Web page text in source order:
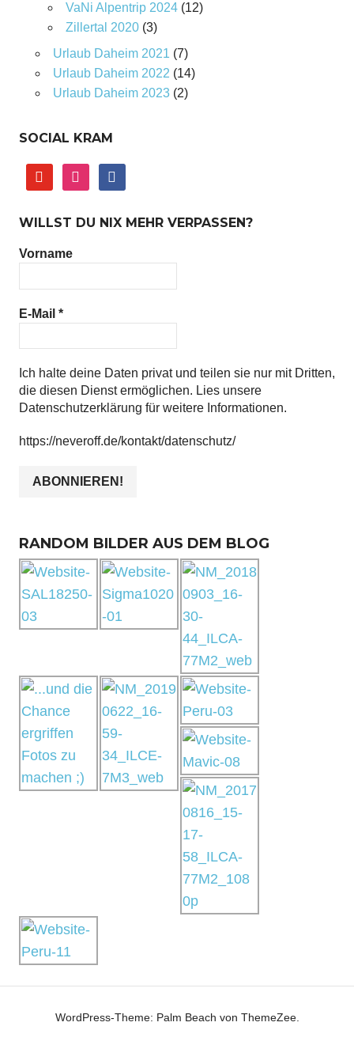
VaNi Alpentrip 2024(12)
Zillertal 2020(3)
Urlaub Daheim 2021 (7)
Urlaub Daheim 2022 (14)
Urlaub Daheim 2023(2)
SOCIAL KRAM
youtube instagramfacebook
WILLST DU NIX MEHR VERPASSEN?
Vorname
E-Mail *
Ich halte deine Daten privat und teilen sie nur mit Dritten,
die diesen Dienst ermöglichen. Lies unsere
Datenschutzerklärung für weitere Informationen.
https://neveroff.de/kontakt/datenschutz/
RANDOM BILDER AUS DEM BLOG
WordPress-Theme: Palm Beach von ThemeZee.